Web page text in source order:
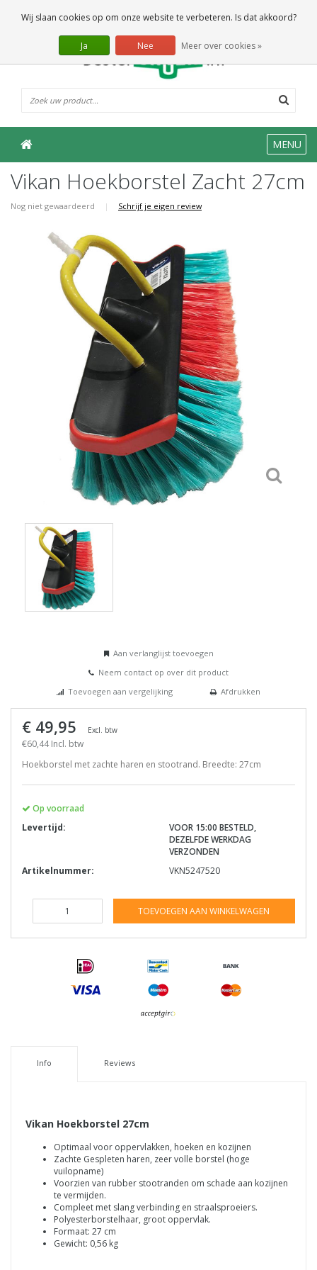
0 Artikelen
MENU
Vikan Hoekborstel Zacht 27cm
Nog niet gewaardeerd | Schrijf je eigen review
Aan verlanglijst toevoegen
Neem contact op over dit product
Toevoegen aan vergelijking
Afdrukken
€ 49,95 Excl. btw
€60,44 Incl. btw
Hoekborstel met zachte haren en stootrand. Breedte: 27cm
Op voorraad
Levertijd:
VOOR 15:00 BESTELD,
DEZELFDE WERKDAG
VERZONDEN
Artikelnummer:
VKN5247520
TOEVOEGEN AAN WINKELWAGEN
Info Reviews
Vikan Hoekborstel 27cm
Optimaal voor oppervlakken, hoeken en kozijnen
Zachte Gespleten haren, zeer volle borstel (hoge
vuilopname)
Voorzien van rubber stootranden om schade aan kozijnen
te vermijden.
Compleet met slang verbinding en straalsproeiers.
Polyesterborstelhaar, groot oppervlak.
Formaat: 27 cm
Gewicht: 0,56 kg
Wij slaan cookies op om onze website te verbeteren. Is dat akkoord?
Ja Nee Meer over cookies »